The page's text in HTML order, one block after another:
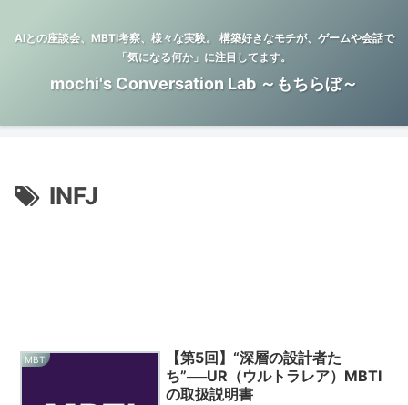
AIとの座談会、MBTI考察、様々な実験。 構築好きなモチが、ゲームや会話で
「気になる何か」に注目してます。
mochi's Conversation Lab ～もちらぼ～
INFJ
MBTI
【第5回】“深層の設計者た
ち”──UR（ウルトラレア）MBTI
の取扱説明書